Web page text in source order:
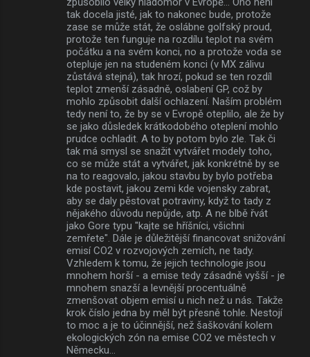
tak docela jisté, jak to nakonec bude, protože
zase se může stát, že oslábne golfský proud,
protože ten funguje na rozdílu teplot na svém
počátku a na svém konci, no a protože voda se
otepluje jen na studeném konci (v MX zálivu
zůstává stejná), tak hrozí, pokud se ten rozdíl
teplot zmenší zásadně, oslabení GP, což by
mohlo způsobit další ochlazení. Naším problém
tedy není to, že by se v Evropě oteplilo, ale že by
se jako důsledek krátkodobého oteplení mohlo
prudce ochladit. A to by potom bylo zle. Tak či
tak má smysl se snažit vytvářet modely toho,
co se může stát a vytvářet, jak konkrétně by se
na to reagovalo, jakou stavbu by bylo potřeba
kde postavit, jakou zemi kde vojensky zabrat,
aby se daly pěstovat potraviny, když to tady z
nějakého důvodu nepůjde, atp. A ne blbě řvát
jako Gore typu "kajte se hříšníci, všichni
zemřete". Dále je důležitější financovat snižování
emisí CO2 v rozvojových zemích, ne tady.
Vzhledem k tomu, že jejich technologie jsou
mnohem horší - a emise tedy zásadně vyšší - je
mnohem snazší a levnější procentuálně
zmenšovat objem emisí u nich než u nás. Takže
krok číslo jedna by měl být přesně tohle. Nestojí
to moc a je to účinnější, než šaškování kolem
ekologických zón na emise CO2 ve městech v
Německu...